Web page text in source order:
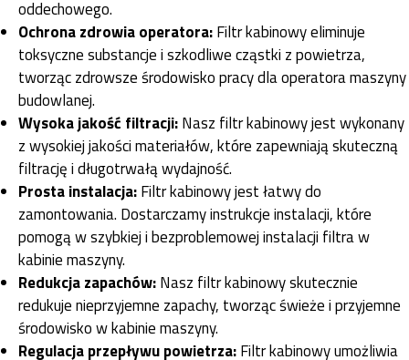
oddechowego.
Ochrona zdrowia operatora:Filtr kabinowy eliminuje
toksyczne substancje i szkodliwe cząstki z powietrza,
tworząc zdrowsze środowisko pracy dla operatora maszyny
budowlanej.
Wysoka jakość filtracji:Nasz filtr kabinowy jest wykonany
z wysokiej jakości materiałów, które zapewniają skuteczną
filtrację i długotrwałą wydajność.
Prosta instalacja:Filtr kabinowy jest łatwy do
zamontowania. Dostarczamy instrukcje instalacji, które
pomogą w szybkiej i bezproblemowej instalacji filtra w
kabinie maszyny.
Redukcja zapachów:Nasz filtr kabinowy skutecznie
redukuje nieprzyjemne zapachy, tworząc świeże i przyjemne
środowisko w kabinie maszyny.
Regulacja przepływu powietrza:Filtr kabinowy umożliwia